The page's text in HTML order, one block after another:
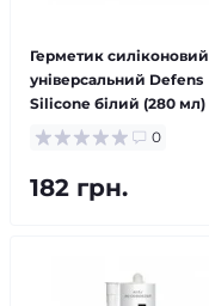
Герметик силіконовий
універсальний Defens
Silicone білий (280 мл)
0
182 грн.